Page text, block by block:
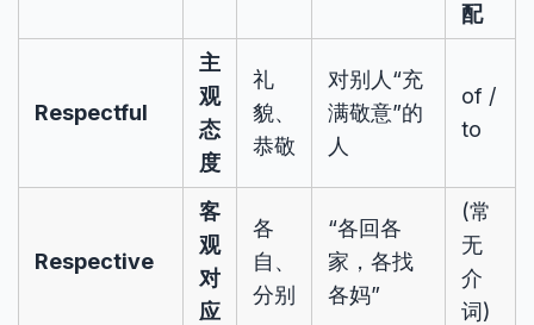
配
Respectful
主
观
态
度
礼
貌、
恭敬
对别人“充
满敬意”的
人
of /
to
Respective
客
观
对
应
各
自、
分别
“各回各
家，各找
各妈”
(常
无
介
词)